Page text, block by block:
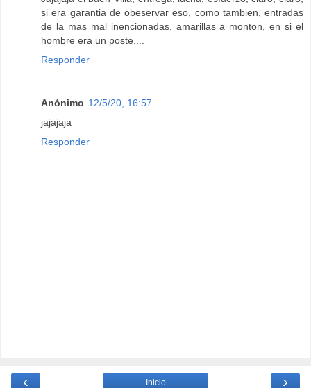
si era garantia de obeservar eso, como tambien, entradas
de la mas mal inencionadas, amarillas a monton, en si el
hombre era un poste....
Responder
Anónimo 12/5/20, 16:57
jajajaja
Responder
‹ ›
Inicio